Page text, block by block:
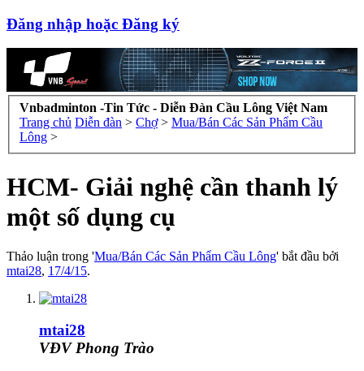
Đăng nhập hoặc Đăng ký
Vnbadminton -Tin Tức - Diễn Đàn Cầu Lông Việt Nam
Trang chủ Diễn đàn > Chợ > Mua/Bán Các Sản Phẩm Cầu
Lông >
HCM- Giải nghệ cần thanh lý
một số dụng cụ
Thảo luận trong 'Mua/Bán Các Sản Phẩm Cầu Lông' bắt đầu bởi
mtai28, 17/4/15.
mtai28
VĐV Phong Trào